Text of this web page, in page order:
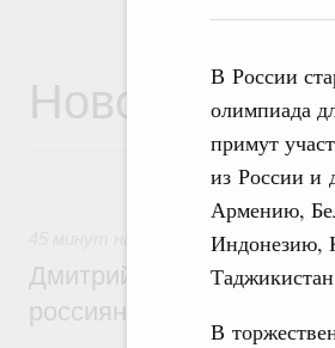
В России
олимпиада
примут
из России и
Армению,
Индонезию,
В
Новости
Спорт высших
Дмитрий Чернышенко и
россиян с Днём